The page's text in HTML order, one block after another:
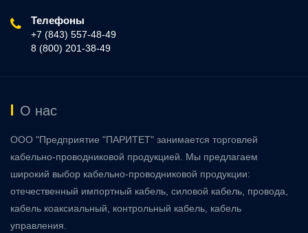
Телефоны
+7 (843) 557-48-49
8 (800) 201-38-49
О нас
ООО "Предприятие "ПАРИТЕТ" занимается торговлей
кабельно-проводниковой продукцией. Мы предлагаем
широкий выбор кабельно-проводниковой продукции:
отечественный импортный кабель, силовой кабель, провода,
кабель коаксиальный, контрольный кабель, кабель
управления.